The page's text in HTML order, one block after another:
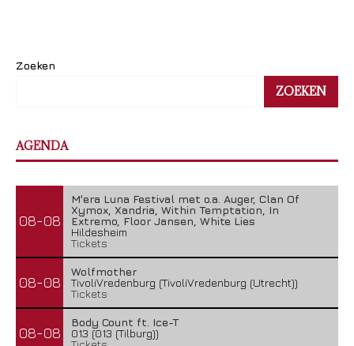
Zoeken
ZOEKEN
AGENDA
08-08
M'era Luna Festival met o.a. Auger, Clan Of
Xymox, Xandria, Within Temptation, In
Extremo, Floor Jansen, White Lies
Hildesheim
Tickets
08-08
Wolfmother
TivoliVredenburg (TivoliVredenburg (Utrecht))
Tickets
08-08
Body Count ft. Ice-T
013 (013 (Tilburg))